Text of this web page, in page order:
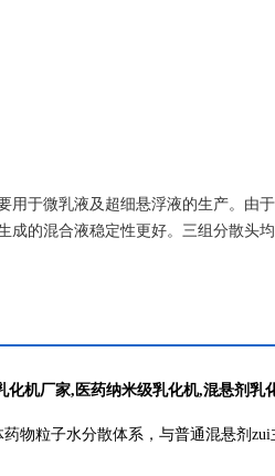
用于微乳液及超细悬浮液的生产。
成的混合液稳定性更好。三组分散头
化机厂家, 医药纳米级乳化机,混悬剂乳
物粒子水分散体系，与普通混悬剂